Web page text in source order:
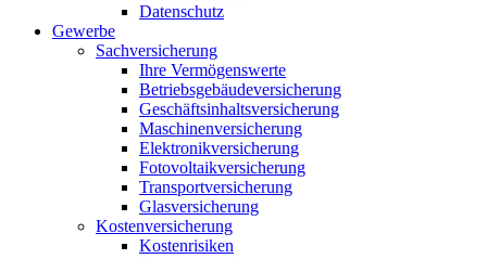
Datenschutz
Gewerbe
Sachversicherung
Ihre Vermögenswerte
Betriebsgebäudeversicherung
Geschäftsinhaltsversicherung
Maschinenversicherung
Elektronikversicherung
Fotovoltaikversicherung
Transportversicherung
Glasversicherung
Kostenversicherung
Kostenrisiken